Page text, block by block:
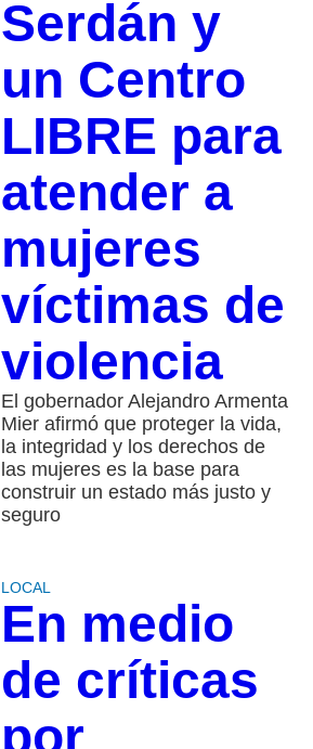
Serdán y
un Centro
LIBRE para
atender a
mujeres
víctimas de
violencia
El gobernador Alejandro Armenta
Mier afirmó que proteger la vida,
la integridad y los derechos de
las mujeres es la base para
construir un estado más justo y
seguro
LOCAL
En medio
de críticas
por